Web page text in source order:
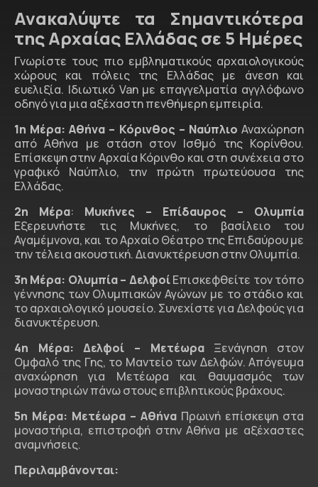
Ανακαλύψτε τα Σημαντικότερα
της Αρχαίας Ελλάδας σε 5 Ημέρες
Γνωρίστε τους πιο εμβληματικούς αρχαιολογικούς
χώρους και πόλεις της Ελλάδας με άνεση και
ευελιξία. Ιδιωτικό Van με επαγγελματία αγγλόφωνο
οδηγό για μια αξέχαστη πενθήμερη εμπειρία.
1η Μέρα: Αθήνα – Κόρινθος – Ναύπλιο Αναχώρηση
από Αθήνα με στάση στον Ισθμό της Κορίνθου.
Επίσκεψη στην Αρχαία Κόρινθο και στη συνέχεια στο
γραφικό Ναύπλιο, την πρώτη πρωτεύουσα της
Ελλάδας.
2η Μέρα: Μυκήνες – Επίδαυρος – Ολυμπία
Εξερευνήστε τις Μυκήνες, το βασίλειο του
Αγαμέμνονα, και το Αρχαίο Θέατρο της Επιδαύρου με
την τέλεια ακουστική. Διανυκτέρευση στην Ολυμπία.
3η Μέρα: Ολυμπία – ΔελφοίΕπισκεφθείτε τον τόπο
γέννησης των Ολυμπιακών Αγώνων με το στάδιο και
το αρχαιολογικό μουσείο. Συνεχίστε για Δελφούς για
διανυκτέρευση.
4η Μέρα:
Δελφοί – ΜετέωραΞενάγηση στον
Ομφαλό της Γης, το Μαντείο των Δελφών. Απόγευμα
αναχώρηση για Μετέωρα και θαυμασμός των
μοναστηριών πάνω στους επιβλητικούς βράχους.
5η Μέρα: Μετέωρα – Αθήνα Πρωινή επίσκεψη στα
μοναστήρια, επιστροφή στην Αθήνα με αξέχαστες
αναμνήσεις.
Περιλαμβάνονται: